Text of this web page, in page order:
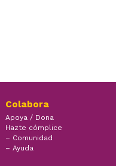
Colabora
Apoya / Dona
Hazte cómplice
– Comunidad
– Ayuda